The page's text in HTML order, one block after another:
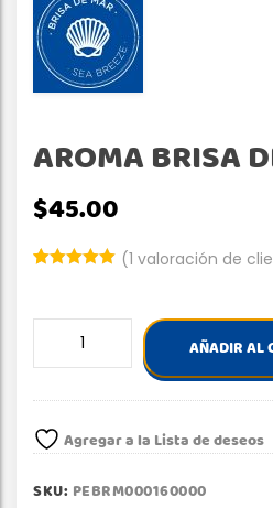
AROMA BRISA
$45.00
puntuación
(1 valoración de
MAR
cantidad
AÑADIR AL
Agregar a la Lista de deseos
SKU: PEBRM000160000